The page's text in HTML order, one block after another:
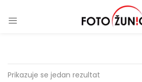
Prikazuje se jedan rezultat